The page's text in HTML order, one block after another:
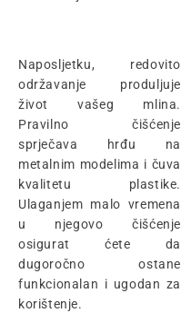
Naposljetku, redovito
održavanje produljuje
život vašeg mlina.
Pravilno čišćenje
sprječava hrđu na
metalnim modelima i čuva
kvalitetu plastike.
Ulaganjem malo vremena
u njegovo čišćenje
osigurat ćete da
dugoročno ostane
funkcionalan i ugodan za
korištenje.